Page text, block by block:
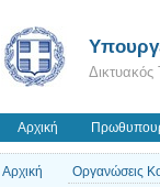
Αρχική
Αρχική
Οργανώσεις